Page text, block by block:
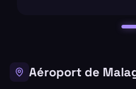
Aéroport de